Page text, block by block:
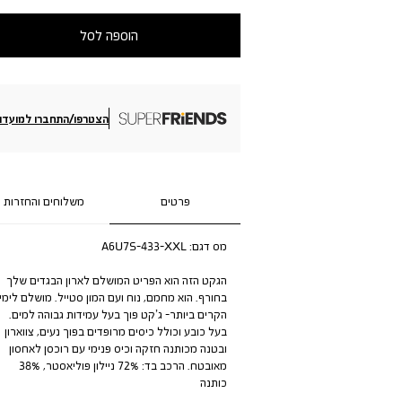
הוספה לסל
הצטרפו/התחברו
פרטים משלוחים והחזרות
מס דגם: A6U7S-433-XXL
הגקט הזה הוא הפריט המושלם לארון הבגדים שלך
בחורף. הוא מחמם, נוח ועם המון סטייל. מושלם
הקרים ביותר- ג’קט פוך בעל עמידות גבוהה למים.
בעל כובע וכולל כיסים מרופדים בפוך נעים, צווארון
ובטנה מכותנה חזקה וכיס פנימי עם רוכסן לאחסון
מאובטח. הרכב בד: 72% ניילון פוליאסטר, 38%
כותנה